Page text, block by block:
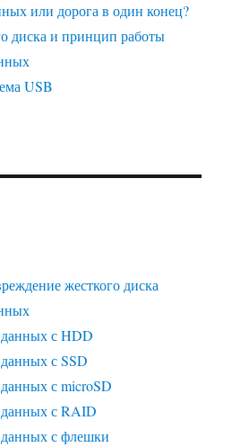
или дорога в один конец?
диска и принцип работы
USB
жесткого диска
с HDD
с SSD
с microSD
с RAID
с флешки